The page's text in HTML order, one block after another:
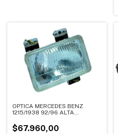
OPTICA MERCEDES BENZ
1215/1938 92/96 ALTA
$67.960,00